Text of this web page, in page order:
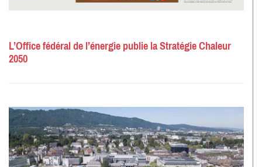
L’Office fédéral de l’énergie publie la Stratégie Chaleur
2050